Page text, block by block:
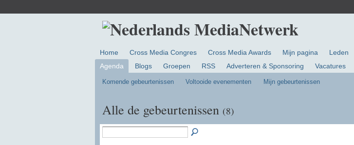
Home Cross Media Congres Cross Media Awards Mijn pagina Leden
Agenda
Blogs Groepen RSS Adverteren & Sponsoring Vacatures
Komende gebeurtenissen Voltooide evenementen Mijn gebeurtenissen
Alle de gebeurtenissen (8)